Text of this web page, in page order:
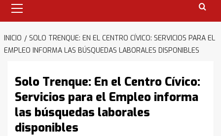
primario
INICIO
SOLO TRENQUE: EN EL CENTRO CÍVICO: SERVICIOS PARA EL
EMPLEO INFORMA LAS BÚSQUEDAS LABORALES DISPONIBLES
Solo Trenque: En el Centro Cívico:
Servicios para el Empleo informa
las búsquedas laborales
disponibles